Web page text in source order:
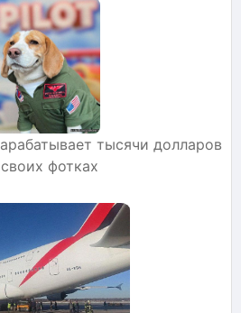
тысячи долларов
фотках